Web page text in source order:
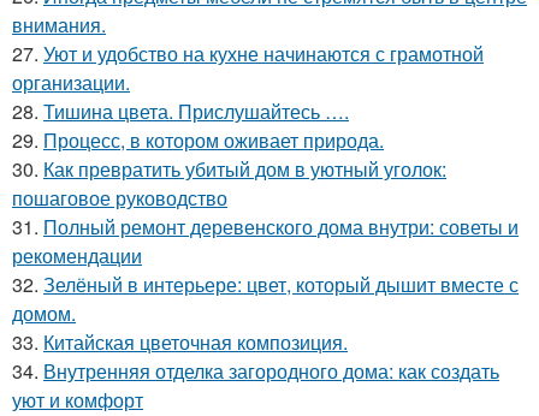
внимания.
27. Уют и удобство на кухне начинаются с грамотной
организации.
28. Тишина цвета. Прислушайтесь ….
29. Процесс, в котором оживает природа.
30. Как превратить убитый дом в уютный уголок:
пошаговое руководство
31. Полный ремонт деревенского дома внутри: советы и
рекомендации
32. Зелёный в интерьере: цвет, который дышит вместе с
домом.
33. Китайская цветочная композиция.
34. Внутренняя отделка загородного дома: как создать
уют и комфорт